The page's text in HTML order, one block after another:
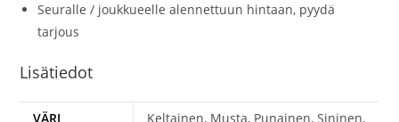
Seuralle / joukkueelle alennettuun hintaan, pyydä
tarjous
Lisätiedot
VÄRI
Keltainen, Musta, Punainen, Sininen,